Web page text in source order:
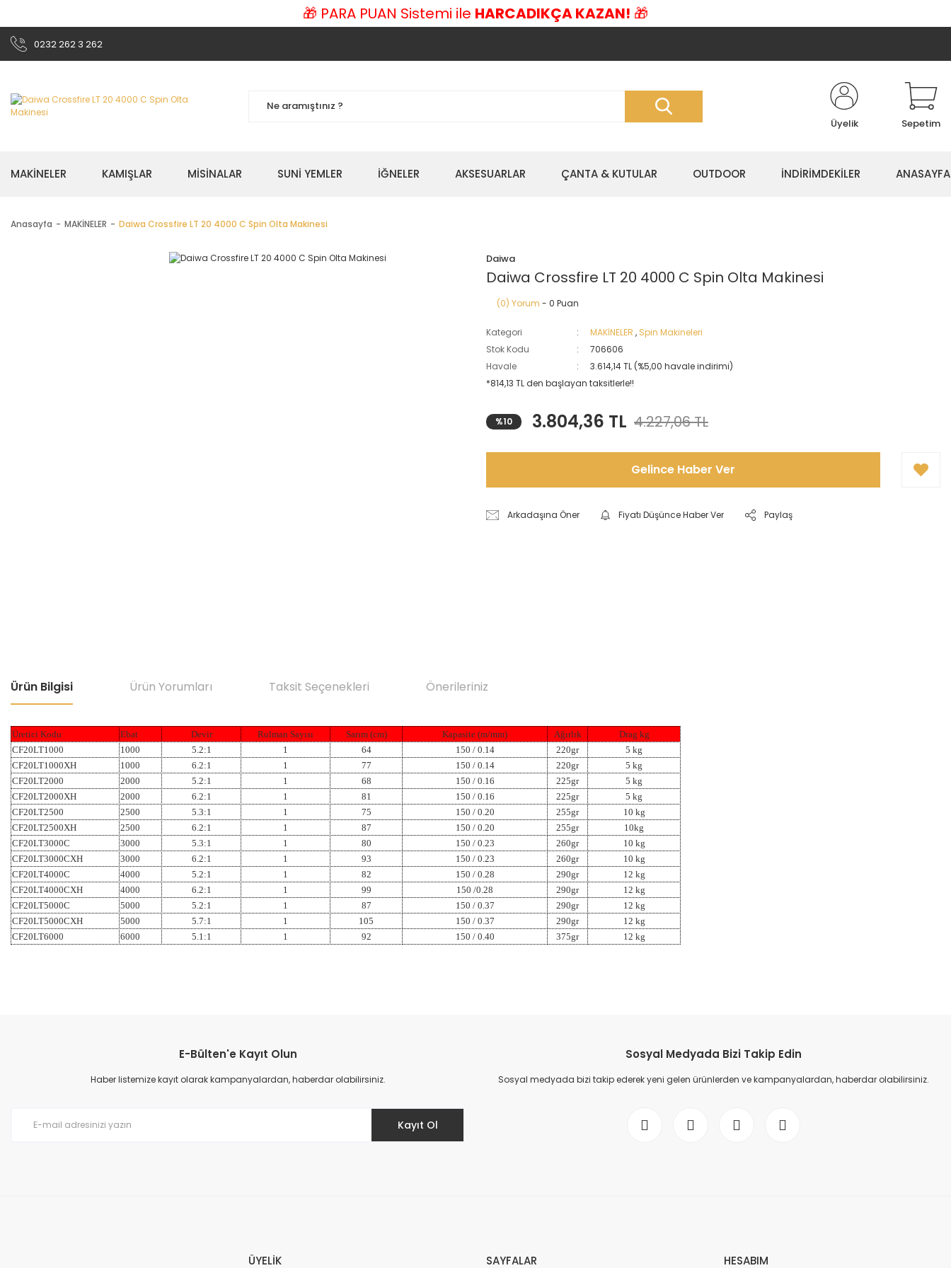
🎁 PARA PUAN Sistemi ile HARCADIKÇA KAZAN! 🎁
0232 262 3 262
Üyelik Sepetim
MAKİNELER KAMIŞLAR MİSİNALAR SUNİ YEMLER İĞNELER AKSESUARLAR ÇANTA & KUTULAR OUTDOOR İNDİRİMDEKİLER ANASAYFA
Anasayfa MAKİNELER Daiwa Crossfire LT 20 4000 C Spin Olta Makinesi
Daiwa
Daiwa Crossfire LT 20 4000 C Spin Olta Makinesi
(0) Yorum - 0 Puan
Kategori MAKİNELER , Spin Makineleri
Stok Kodu
706606
Havale
3.614,14 TL (%5,00 havale indirimi)
*814,13 TL den başlayan taksitlerle!!
%10 3.804,36 TL 4.227,06 TL
Gelince Haber Ver
Arkadaşına Öner Fiyatı Düşünce Haber Ver Paylaş
Ürün Bilgisi Ürün Yorumları Taksit Seçenekleri Önerileriniz
Üretici Kodu Ebat Devir Rulman Sayısı Sarım (cm) Kapasite (m/mm) Ağırlık
Drag kg
CF20LT1000
1000 5.2:1 1 64 150 / 0.14 220gr
5 kg
CF20LT1000XH
1000 6.2:1 1 77 150 / 0.14 220gr
5 kg
CF20LT2000
2000 5.2:1 1 68 150 / 0.16 225gr
5 kg
CF20LT2000XH
2000 6.2:1 1 81 150 / 0.16 225gr
5 kg
CF20LT2500
2500 5.3:1 1 75 150 / 0.20 255gr
10 kg
CF20LT2500XH
2500 6.2:1 1 87 150 / 0.20 255gr
10kg
CF20LT3000C
3000 5.3:1 1 80 150 / 0.23 260gr
10 kg
CF20LT3000CXH
3000 6.2:1 1 93 150 / 0.23 260gr
10 kg
CF20LT4000C
4000 5.2:1 1 82 150 / 0.28 290gr
12 kg
CF20LT4000CXH
4000 6.2:1 1 99 150 /0.28 290gr
12 kg
CF20LT5000C
5000 5.2:1 1 87 150 / 0.37 290gr
12 kg
CF20LT5000CXH
5000 5.7:1 1 105 150 / 0.37 290gr
12 kg
CF20LT6000
6000 5.1:1 1 92 150 / 0.40 375gr 12 kg
Ürün resmi kalitesiz, bozuk veya görüntülenemiyor.
Ürün açıklamasında eksik bilgiler bulunuyor.
E-Bülten'e Kayıt Olun
Haber listemize kayıt olarak kampanyalardan, haberdar olabilirsiniz.
Kayıt Ol
Sosyal Medyada Bizi Takip Edin
Sosyal medyada bizi takip ederek yeni gelen ürünlerden ve kampanyalardan, haberdar olabilirsiniz.
ÜYELİK SAYFALAR HESABIM